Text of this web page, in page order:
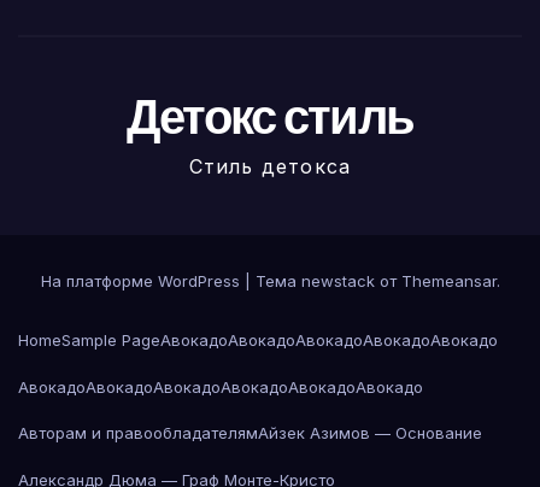
Детокс стиль
Стиль детокса
На платформе WordPress Тема newstack от Themeansar.
HomeSample PageАвокадоАвокадоАвокадоАвокадоАвокадо
АвокадоАвокадоАвокадоАвокадоАвокадоАвокадо
Авторам и правообладателямАйзек Азимов — Основание
Александр Дюма — Граф Монте-Кристо